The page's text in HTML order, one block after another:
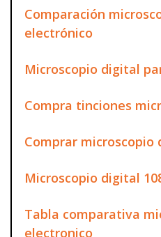
Comparación
electrónico
Microscopio digital
Compra tinciones
Comprar microscopio
Microscopio digital
Tabla comparativa
electronico